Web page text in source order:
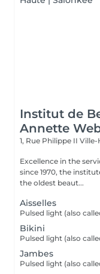
Institut de
Annette
1, Rue Philippe II Ville-
Excellence in the service of beauty!
since 1970, the
the oldest beaut...
Aisselles
Bikini
Jambes